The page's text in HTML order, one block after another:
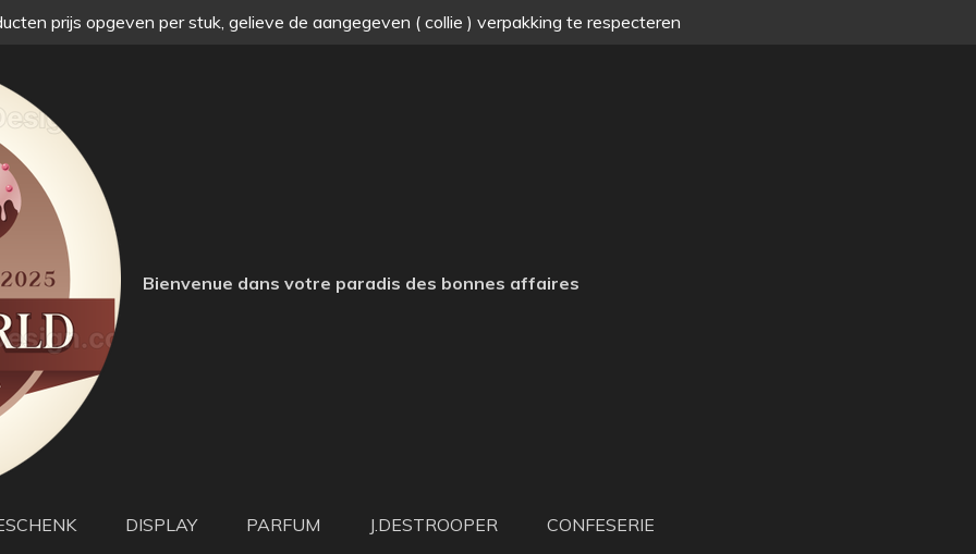
prijs opgeven per stuk, gelieve de aangegeven ( collie ) verpakking te respecteren
Bienvenue dans votre paradis des bonnes affaires
DISPLAY PARFUM J.DESTROOPER
CONFESERIE